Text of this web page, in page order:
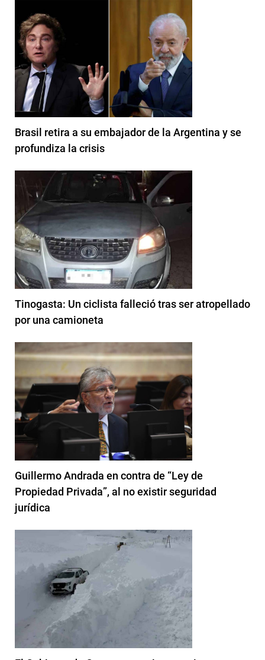
Brasil retira a su embajador de la Argentina y se
profundiza la crisis
Tinogasta: Un ciclista falleció tras ser atropellado
por una camioneta
Guillermo Andrada en contra de “Ley de
Propiedad Privada”, al no existir seguridad
jurídica